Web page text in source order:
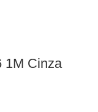
1M Cinza